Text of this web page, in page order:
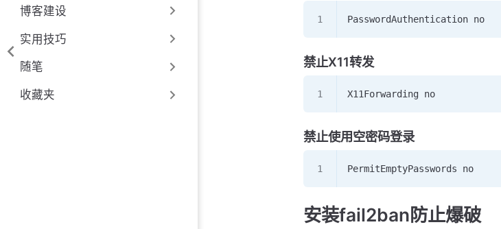
博客建设
实用技巧
随笔
收藏夹
PasswordAuthentication no
禁止X11转发
X11Forwarding no
禁止使用空密码登录
PermitEmptyPasswords no
安装fail2ban防止爆破